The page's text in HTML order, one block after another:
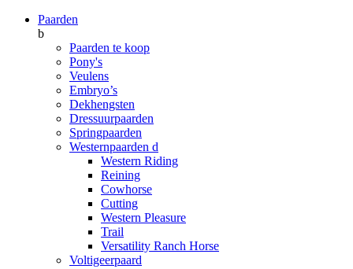
Paarden
b
Paarden te koop
Pony's
Veulens
Embryo’s
Dekhengsten
Dressuurpaarden
Springpaarden
Westernpaarden d
Western Riding
Reining
Cowhorse
Cutting
Western Pleasure
Trail
Versatility Ranch Horse
Voltigeerpaard